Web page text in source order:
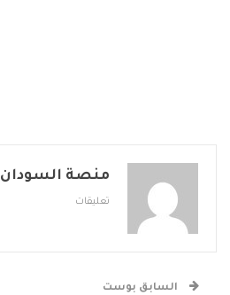
منصة السودان
تعليقات
السابق بوست